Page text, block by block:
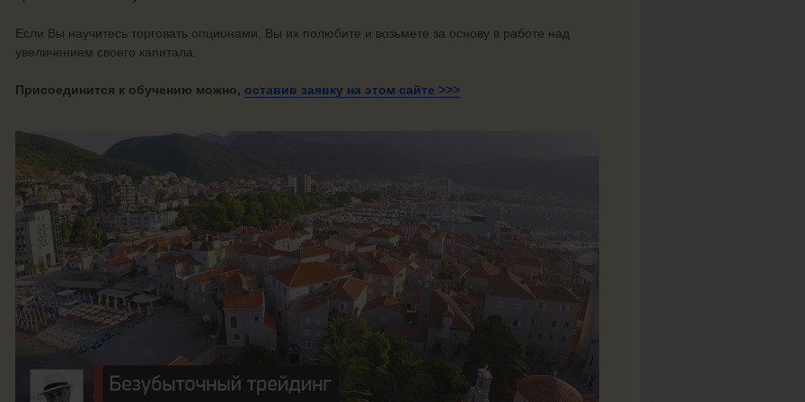
Если Вы научитесь торговать опционами, Вы их полюбите и возьмете за основу в работе над
увеличением своего капитала.
Присоединится к обучению можно, оставив заявку на этом сайте >>>